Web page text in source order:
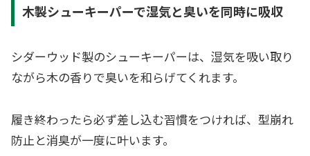
木製シューキーパーで湿気と臭いを同時に吸収
シダーウッド製のシューキーパーは、湿気を吸い取り
ながら木の香りで臭いを和らげてくれます。
履き終わったら必ず差し込む習慣をつければ、型崩れ
防止と消臭が一度に叶います。